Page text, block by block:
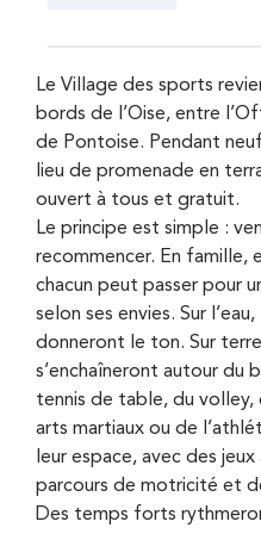
Le Village des sports
bords de l’Oise, entre
de Pontoise. Pendant
lieu de promenade en
ouvert à tous et gratuit.
Le principe est simple :
recommencer. En famille,
chacun peut passer pour
selon ses envies. Sur
donneront le ton. Sur
s’enchaîneront autour du
tennis de table, du volley,
arts martiaux ou de
leur espace, avec des
parcours de motricité et
Des temps forts